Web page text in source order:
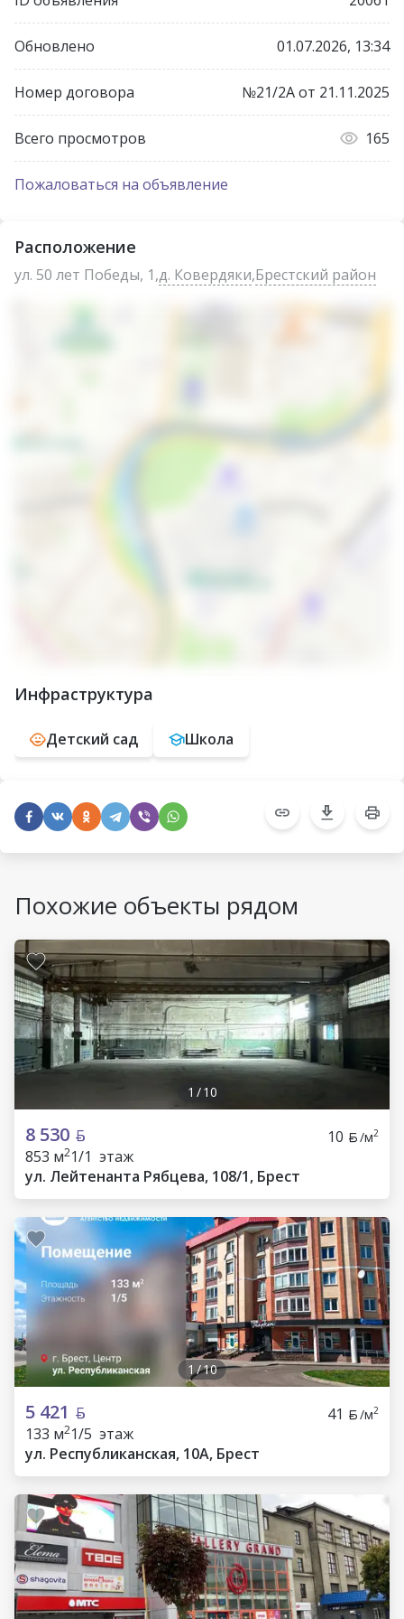
Подписывайтесь на наш телеграмм-канал
arendabre
Договор №21/2А от 21.11.2025 года
Лицензия №02240/269 выдана МЮ РБ от 21 марта
УНП: 291267309.
Официальный сайт: https://reality.by/
Расположение
ул. 50 лет Победы, 1,д. Ковердяки,Брестский район
Инфраструктура
Детский сад Школа
Обновлено 01.07.2026, 13:34
Номер договора №21/2А от 21.11.2025
Всего просмотров 165
Пожаловаться на объявление
Похожие объекты рядом
1 /10
8 530 10 /м2
853 м21/1 этаж
ул. Лейтенанта Рябцева, 108/1, Брест
1 /10
5 421 41 /м2
133 м21/5 этаж
ул. Республиканская, 10А, Брест